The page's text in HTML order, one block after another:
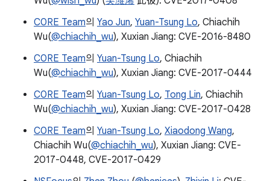
C0RE Team의 Yao Jun, Yuan-Tsung Lo, Chiachih
Wu(@chiachih_wu), Xuxian Jiang: CVE-2016-8480
C0RE Team의 Yuan-Tsung Lo, Chiachih
Wu(@chiachih_wu), Xuxian Jiang: CVE-2017-0444
C0RE Team의 Yuan-Tsung Lo, Tong Lin, Chiachih
Wu(@chiachih_wu), Xuxian Jiang: CVE-2017-0428
C0RE Team의 Yuan-Tsung Lo, Xiaodong Wang,
Chiachih Wu(@chiachih_wu), Xuxian Jiang: CVE-
2017-0448, CVE-2017-0429